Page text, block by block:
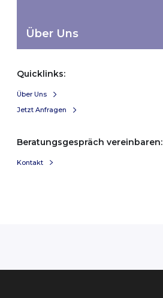
Über Uns
Quicklinks:
Über Uns
Jetzt Anfragen
Beratungsgespräch vereinbaren:
Kontakt